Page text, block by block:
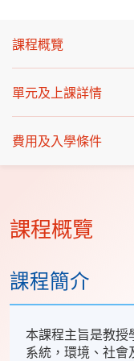
課程概覽
單元及上課詳情
費用及入學條件
課程概覽
課程簡介
本課程主旨是教授
系統，環境、社會